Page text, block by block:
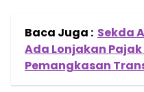
Baca Juga : Sekda
Ada Lonjakan
Pemangkasan